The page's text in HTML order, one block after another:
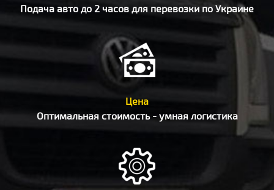
Подача авто до 2 часов для перевозки по Украине
Цена
Оптимальная стоимость - умная логистика